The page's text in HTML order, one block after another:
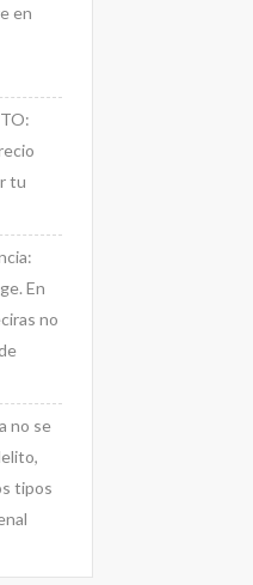
en
tu
En
no
no se
tipos